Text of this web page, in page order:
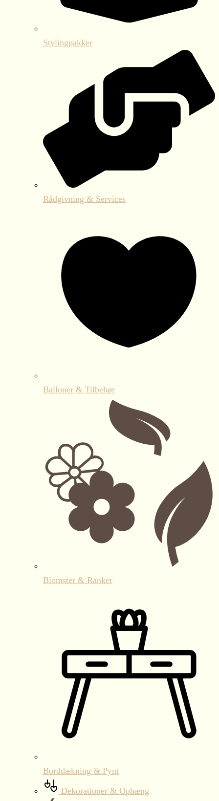
Stylingpakker
Rådgivning & Services
Balloner & Tilbehør
Blomster & Ranker
Borddækning & Pynt
Dekorationer & Ophæng